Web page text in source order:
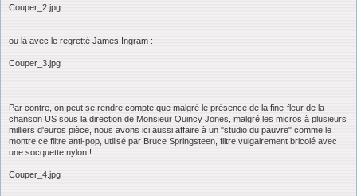
Couper_2.jpg
ou là avec le regretté James Ingram :
Couper_3.jpg
Par contre, on peut se rendre compte que malgré le présence de la fine-fleur de la
chanson US sous la direction de Monsieur Quincy Jones, malgré les micros à plusieurs
milliers d'euros pièce, nous avons ici aussi affaire à un "studio du pauvre" comme le
montre ce filtre anti-pop, utilisé par Bruce Springsteen, filtre vulgairement bricolé avec
une socquette nylon !
Couper_4.jpg